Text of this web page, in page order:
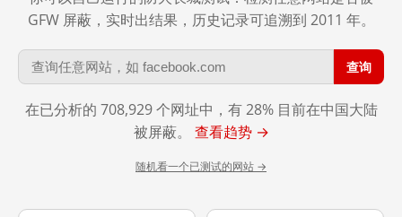
GFW 屏蔽，实时出结果，历史记录可追溯到 2011 年。
查询
在已分析的 708,929 个网址中，有 28% 目前在中国大陆
被屏蔽。 查看趋势 →
随机看一个已测试的网站 →